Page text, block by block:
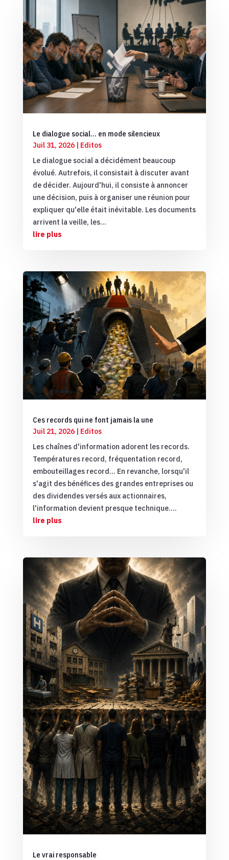
Le dialogue social… en mode silencieux
Juil 31, 2026| Editos
Le dialogue social a décidément beaucoup
évolué. Autrefois, il consistait à discuter avant
de décider. Aujourd'hui, il consiste à annoncer
une décision, puis à organiser une réunion pour
expliquer qu'elle était inévitable. Les documents
arrivent la veille, les...
lire plus
Ces records qui ne font jamais la une
Juil 21, 2026| Editos
Les chaînes d'information adorent les records.
Températures record, fréquentation record,
embouteillages record… En revanche, lorsqu'il
s'agit des bénéfices des grandes entreprises ou
des dividendes versés aux actionnaires,
l'information devient presque technique....
lire plus
Le vrai responsable